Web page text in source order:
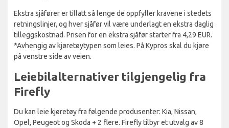
Ekstra sjåfører er tillatt så lenge de oppfyller kravene i stedets
retningslinjer, og hver sjåfør vil være underlagt en ekstra daglig
tilleggskostnad. Prisen for en ekstra sjåfør starter fra 4,29 EUR.
*Avhengig av kjøretøytypen som leies. På Kypros skal du kjøre
på venstre side av veien.
Leiebilalternativer tilgjengelig fra
Firefly
Du kan leie kjøretøy fra følgende produsenter: Kia, Nissan,
Opel, Peugeot og Skoda + 2 flere. Firefly tilbyr et utvalg av 8